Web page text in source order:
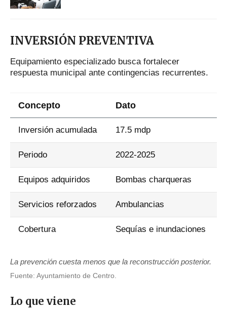
INVERSIÓN PREVENTIVA
Equipamiento especializado busca fortalecer
respuesta municipal ante contingencias recurrentes.
Concepto Dato
Inversión acumulada 17.5 mdp
Periodo 2022-2025
Equipos adquiridos Bombas charqueras
Servicios reforzados Ambulancias
Cobertura Sequías e inundaciones
La prevención cuesta menos que la reconstrucción posterior.
Fuente: Ayuntamiento de Centro.
Lo que viene